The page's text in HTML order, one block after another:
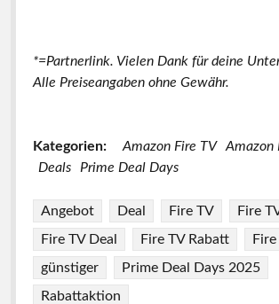
*=Partnerlink. Vielen Dank für deine
Alle Preiseangaben ohne Gewähr.
Kategorien: Amazon Fire TV
Amazon
Deals
Prime Deal Days
Angebot Deal Fire TV
Fire
Fire TV Deal
Fire TV Rabatt
günstiger
Prime Deal Days 2025
Rabattaktion